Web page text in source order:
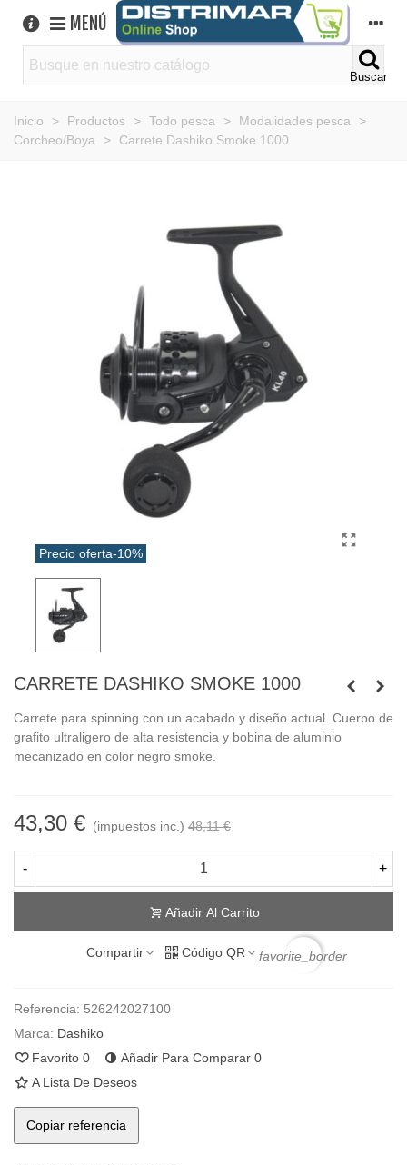
MENÚ
Buscar
Inicio > Productos > Todo pesca > Modalidades pesca
>
Corcheo/Boya
> Carrete Dashiko Smoke 1000
Precio oferta-10%
CARRETE DASHIKO SMOKE 1000
Carrete para spinning con un acabado y diseño actual. Cuerpo de
grafito ultraligero de alta resistencia y bobina de aluminio
mecanizado en color negro smoke.
43,30 € (impuestos inc.) 48,11 €
- +
Añadir Al Carrito
Compartir Código QR favorite_border
Referencia: 526242027100
Marca: Dashiko
Favorito 0 Añadir Para Comparar 0
A Lista De Deseos
Copiar referencia